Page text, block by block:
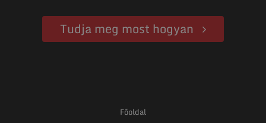
Tudja meg most hogyan
Főoldal